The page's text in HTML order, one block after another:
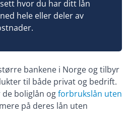
hvor du har ditt lån
hele eller deler av
bankene i Norge og tilbyr
til både privat og bedrift.
boliglån ogforbrukslån uten
på deres lån uten